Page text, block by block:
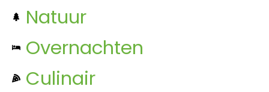
Natuur
Overnachten
Culinair